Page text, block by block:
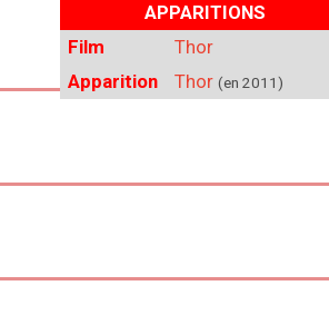
APPARITIONS
Film
Thor
Apparition
Thor (en 2011)